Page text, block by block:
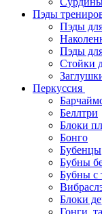
Пэды
Пэды
Пэды
Стойки
Перкуссия
Беллтри
Блоки
Бонго
Бубенцы
Бубны
Бубны с
Блоки
Гонги,